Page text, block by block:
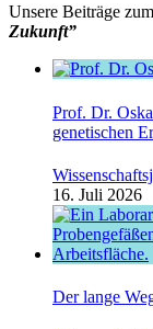
Unsere Beiträge
Zukunft”
Prof. Dr.
genetischen
16. Juli 2026
Der lange